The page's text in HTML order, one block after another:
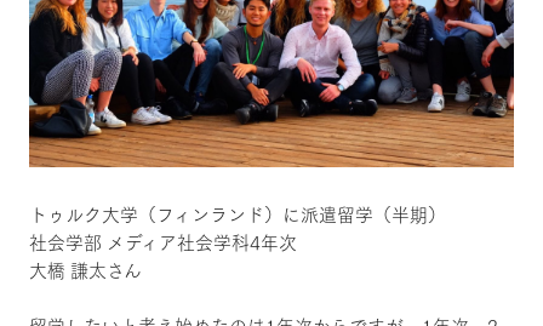
トゥルク大学（フィンランド）に派遣留学（半期）
社会学部 メディア社会学科4年次
大橋 謙太さん